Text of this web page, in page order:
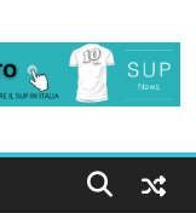
lo IOR